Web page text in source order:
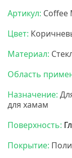
Артикул: Coffee
Цвет:
Материал:
Область
Назначение:
для хамам
Поверхность:
Покрытие: